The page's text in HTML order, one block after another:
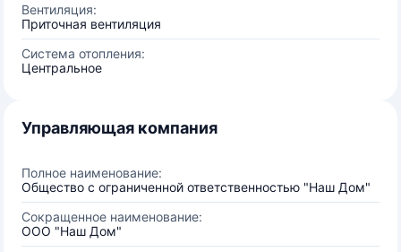
Вентиляция:
Приточная вентиляция
Система отопления:
Центральное
Управляющая компания
Полное наименование:
Общество с ограниченной ответственностью "Наш Дом"
Сокращенное наименование:
ООО "Наш Дом"